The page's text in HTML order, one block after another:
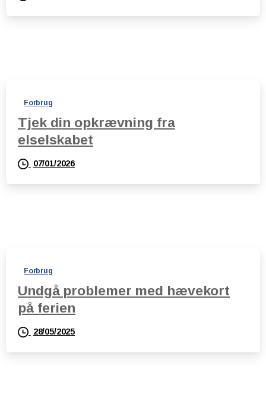
Forbrug
Tjek din opkrævning fra
elselskabet
07/01/2026
Forbrug
Undgå problemer med hævekort
på ferien
28/05/2025